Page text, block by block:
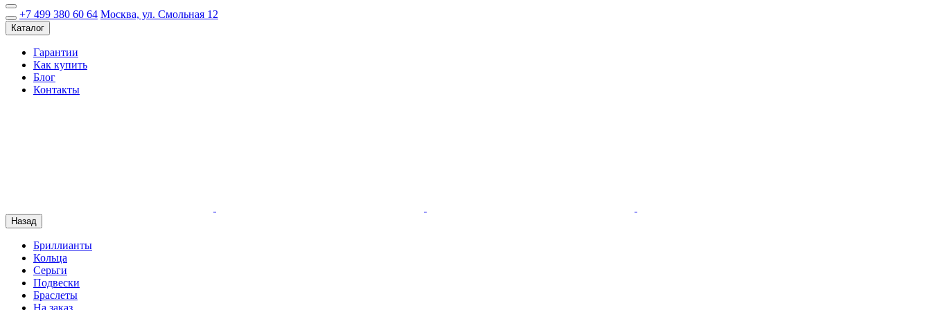
+7 499 380 60 64 Москва, ул. Смольная 12
Каталог
Гарантии
Как купить
Блог
Контакты
Назад
Бриллианты
Кольца
Серьги
Подвески
Браслеты
На заказ